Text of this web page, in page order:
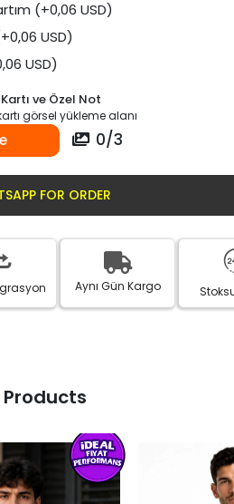
(+0,06 USD)
USD)
USD)
ve Özel Not
görsel yükleme alanı
0/3
FOR ORDER
Aynı Gün Kargo